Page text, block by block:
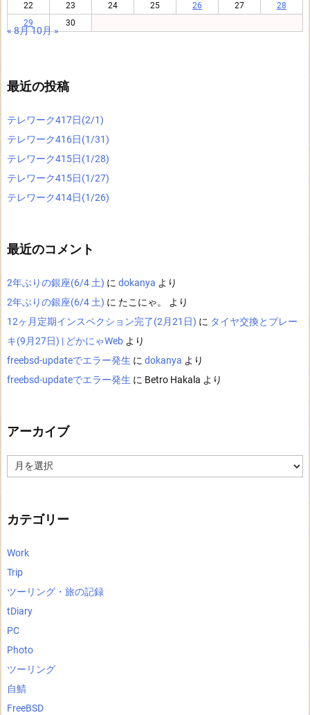
22
23 24 25 26 27
28
29
30
« 8月10月 »
最近の投稿
テレワーク417日(2/1)
テレワーク416日(1/31)
テレワーク415日(1/28)
テレワーク415日(1/27)
テレワーク414日(1/26)
最近のコメント
2年ぶりの銀座(6/4 土) に dokanya より
2年ぶりの銀座(6/4 土) に たこにゃ。
より
12ヶ月定期インスペクション完了(2月21日) に タイヤ交換とブレー
キ(9月27日) | どかにゃWeb より
freebsd-updateでエラー発生 に dokanya より
freebsd-updateでエラー発生 に Betro Hakala より
アーカイブ
ー
カテゴリー
Work
Trip
ツーリング・旅の記録
tDiary
PC
Photo
ツーリング
自鯖
FreeBSD